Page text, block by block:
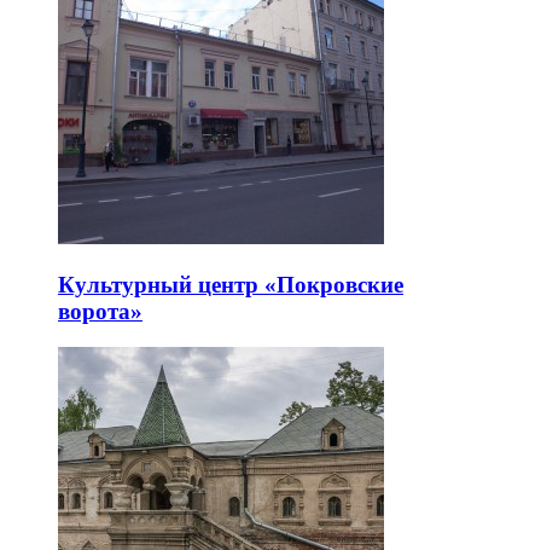
Культурный центр «Покровские
ворота»